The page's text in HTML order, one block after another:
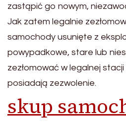
zastąpić go nowym,
Jak zatem legalnie
samochody usunięte z
powypadkowe, stare lub
zezłomować w legalnej
posiadają zezwolenie.
skup